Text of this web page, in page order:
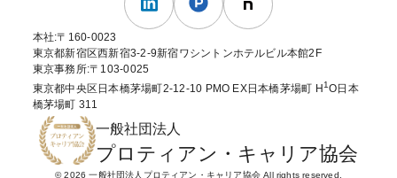
一般社団法人
プロティアン・キャリア協会
© 2026 一般社団法人プロティアン・キャリア協会 All rights reserved.
本社:〒160-0023
東京都新宿区西新宿3-2-9新宿ワシントンホテルビル本館2F
東京事務所:〒103-0025
東京都中央区日本橋茅場町2-12-10 PMO EX日本橋茅場町 H1O日本
橋茅場町 311